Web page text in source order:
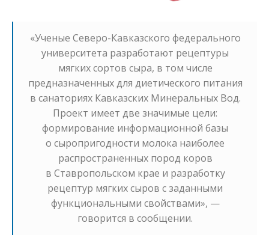
«Ученые Северо-Кавказского федерального
университета разработают рецептуры
мягких сортов сыра, в том числе
предназначенных для диетического питания
в санаториях Кавказских Минеральных Вод.
Проект имеет две значимые цели:
формирование информационной базы
о сыропригодности молока наиболее
распространенных пород коров
в Ставропольском крае и разработку
рецептур мягких сыров с заданными
функциональными свойствами», —
говорится в сообщении.